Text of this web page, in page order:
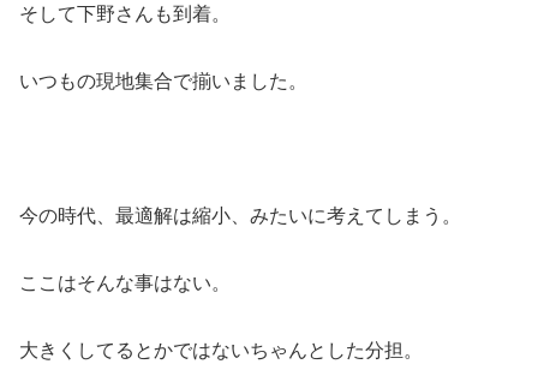
そして下野さんも到着。
いつもの現地集合で揃いました。
今の時代、最適解は縮小、みたいに考えてしまう。
ここはそんな事はない。
大きくしてるとかではないちゃんとした分担。